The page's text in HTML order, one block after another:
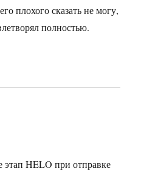
плохого сказать не могу,
полностью.
HELO при отправке